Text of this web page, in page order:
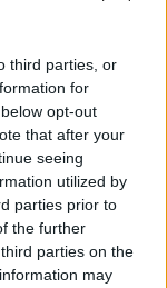
third parties, or
for
opt-out
that after your
seeing
utilized by
parties prior to
the further
parties on the
may
το
και
ηγέτες να